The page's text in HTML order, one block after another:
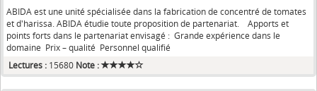
ABIDA est une unité spécialisée dans la fabrication de concentré de tomates
et d'harissa. ABIDA étudie toute proposition de partenariat. Apports et
points forts dans le partenariat envisagé : Grande expérience dans le
domaine Prix – qualité Personnel qualifié
Lectures : 15680 Note :